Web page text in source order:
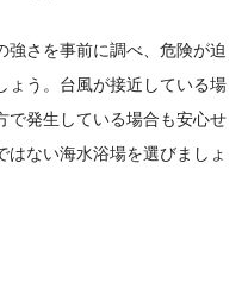
強さを事前に調べ、危険が迫
ょう。台風が接近している場
で発生している場合も安心せ
ない海水浴場を選びましょ